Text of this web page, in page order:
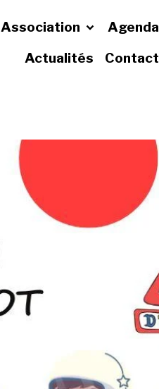
Association
Agenda
Actualités
Contact